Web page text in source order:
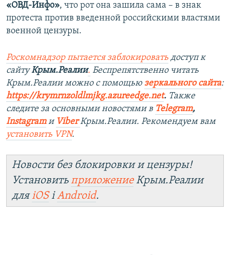
«ОВД-Инфо», что рот она зашила сама – в знак
протеста против введенной российскими властями
военной цензуры.
Роскомнадзор пытается заблокировать доступ к
сайту Крым.Реалии. Беспрепятственно читать
Крым.Реалии можно с помощью зеркального сайта:
https://krymrnzoldlmjkg.azureedge.net. Также
следите за основными новостями в Telegram,
Instagram и ViberКрым.Реалии. Рекомендуем вам
установить VPN.
Новости без блокировки и цензуры!
УстановитьприложениеКрым.Реалии
дляiOSіAndroid.